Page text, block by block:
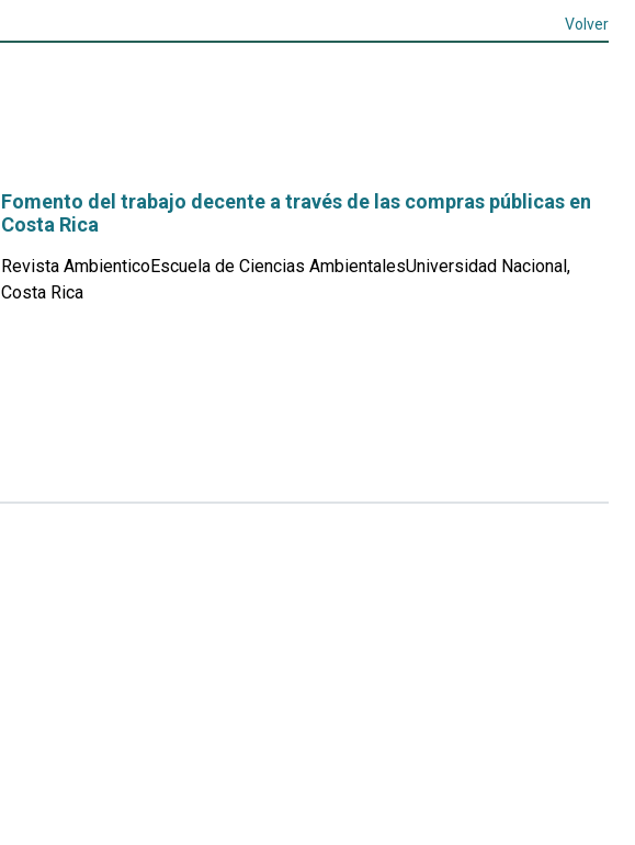
Volver
Fomento del trabajo decente a través de las compras públicas en
Costa Rica
Revista AmbienticoEscuela de Ciencias AmbientalesUniversidad Nacional,
Costa Rica